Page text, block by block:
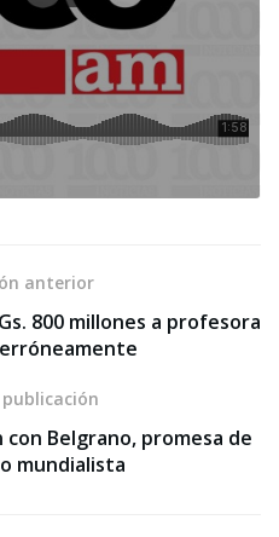
anterior
800 millones a profesora
Belgrano, promesa de
mundialista